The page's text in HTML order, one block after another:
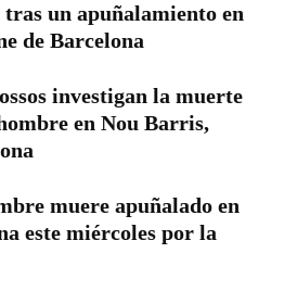
un apuñalamiento en
de Barcelona
investigan la muerte
en Nou Barris,
muere apuñalado en
este miércoles por la